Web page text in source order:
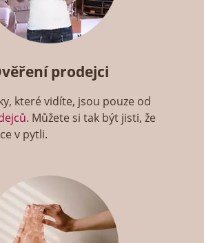
prodejci
které vidíte, jsou pouze od
. Můžete si tak být jisti, že
v pytli.